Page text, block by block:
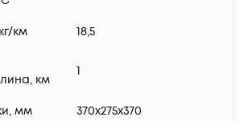
км 18,5
км
1
мм 370х275х370